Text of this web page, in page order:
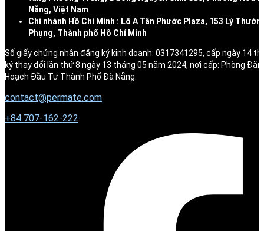
Nẵng, Việt Nam
Chi nhánh Hồ Chí Minh : Lô A Tân Phước Plaza, 153 Lý
Phụng, Thành phố Hồ Chí Minh
Số giấy chứng nhận đăng ký kinh doanh: 0317341295, cấp ngày 14
ký thay đổi lần thứ 8 ngày 13 tháng 05 năm 2024, nơi cấp: Phòng
Hoạch Đầu Tư Thành Phố Đà Nẵng.
contact@permate.com
+84 707-162-222